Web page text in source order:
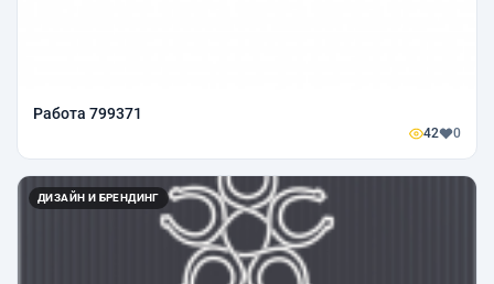
Работа 799371
42 0
ДИЗАЙН И БРЕНДИНГ